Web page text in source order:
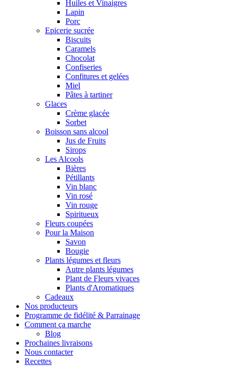
Huiles et Vinaigres
Lapin
Porc
Epicerie sucrée
Biscuits
Caramels
Chocolat
Confiseries
Confitures et gelées
Miel
Pâtes à tartiner
Glaces
Crème glacée
Sorbet
Boisson sans alcool
Jus de Fruits
Sirops
Les Alcools
Bières
Pétillants
Vin blanc
Vin rosé
Vin rouge
Spiritueux
Fleurs coupées
Pour la Maison
Savon
Bougie
Plants légumes et fleurs
Autre plants légumes
Plant de Fleurs vivaces
Plants d'Aromatiques
Cadeaux
Nos producteurs
Programme de fidélité & Parrainage
Comment ça marche
Blog
Prochaines livraisons
Nous contacter
Recettes